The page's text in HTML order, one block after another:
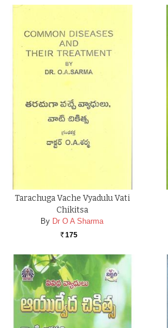
Tarachuga Vache Vyadulu Vati
Chikitsa
By Dr O A Sharma
Rs. 175